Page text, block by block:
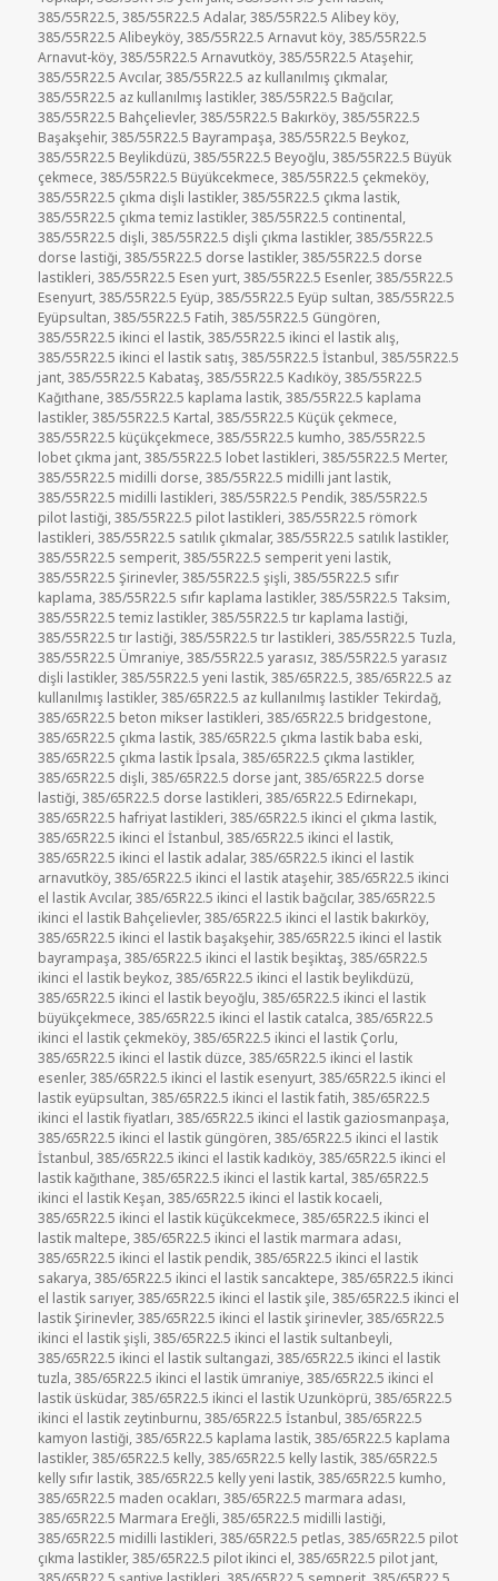
385/55R22.5,385/55R22.5 Adalar,385/55R22.5 Alibey köy,
385/55R22.5 Alibeyköy,385/55R22.5 Arnavut köy,385/55R22.5
Arnavut-köy,385/55R22.5 Arnavutköy,385/55R22.5 Ataşehir,
385/55R22.5 Avcılar,385/55R22.5 az kullanılmış çıkmalar,
385/55R22.5 az kullanılmış lastikler,385/55R22.5 Bağcılar,
385/55R22.5 Bahçelievler,385/55R22.5 Bakırköy,385/55R22.5
Başakşehir,385/55R22.5 Bayrampaşa,385/55R22.5 Beykoz,
385/55R22.5 Beylikdüzü,385/55R22.5 Beyoğlu,385/55R22.5 Büyük
çekmece,385/55R22.5 Büyükcekmece,385/55R22.5 çekmeköy,
385/55R22.5 çıkma dişli lastikler,385/55R22.5 çıkma lastik,
385/55R22.5 çıkma temiz lastikler,385/55R22.5 continental,
385/55R22.5 dişli,385/55R22.5 dişli çıkma lastikler,385/55R22.5
dorse lastiği,385/55R22.5 dorse lastikler,385/55R22.5 dorse
lastikleri,385/55R22.5 Esen yurt,385/55R22.5 Esenler,385/55R22.5
Esenyurt,385/55R22.5 Eyüp,385/55R22.5 Eyüp sultan,385/55R22.5
Eyüpsultan,385/55R22.5 Fatih,385/55R22.5 Güngören,
385/55R22.5 ikinci el lastik,385/55R22.5 ikinci el lastik alış,
385/55R22.5 ikinci el lastik satış,385/55R22.5 İstanbul,385/55R22.5
jant,385/55R22.5 Kabataş,385/55R22.5 Kadıköy,385/55R22.5
Kağıthane,385/55R22.5 kaplama lastik,385/55R22.5 kaplama
lastikler,385/55R22.5 Kartal,385/55R22.5 Küçük çekmece,
385/55R22.5 küçükçekmece,385/55R22.5 kumho,385/55R22.5
lobet çıkma jant,385/55R22.5 lobet lastikleri,385/55R22.5 Merter,
385/55R22.5 midilli dorse,385/55R22.5 midilli jant lastik,
385/55R22.5 midilli lastikleri,385/55R22.5 Pendik,385/55R22.5
pilot lastiği,385/55R22.5 pilot lastikleri,385/55R22.5 römork
lastikleri,385/55R22.5 satılık çıkmalar,385/55R22.5 satılık lastikler,
385/55R22.5 semperit,385/55R22.5 semperit yeni lastik,
385/55R22.5 Şirinevler,385/55R22.5 şişli,385/55R22.5 sıfır
kaplama,385/55R22.5 sıfır kaplama lastikler,385/55R22.5 Taksim,
385/55R22.5 temiz lastikler,385/55R22.5 tır kaplama lastiği,
385/55R22.5 tır lastiği,385/55R22.5 tır lastikleri,385/55R22.5 Tuzla,
385/55R22.5 Ümraniye,385/55R22.5 yarasız,385/55R22.5 yarasız
dişli lastikler,385/55R22.5 yeni lastik,385/65R22.5,385/65R22.5 az
kullanılmış lastikler,385/65R22.5 az kullanılmış lastikler Tekirdağ,
385/65R22.5 beton mikser lastikleri,385/65R22.5 bridgestone,
385/65R22.5 çıkma lastik,385/65R22.5 çıkma lastik baba eski,
385/65R22.5 çıkma lastik İpsala,385/65R22.5 çıkma lastikler,
385/65R22.5 dişli,385/65R22.5 dorse jant,385/65R22.5 dorse
lastiği,385/65R22.5 dorse lastikleri,385/65R22.5 Edirnekapı,
385/65R22.5 hafriyat lastikleri,385/65R22.5 ikinci el çıkma lastik,
385/65R22.5 ikinci el İstanbul,385/65R22.5 ikinci el lastik,
385/65R22.5 ikinci el lastik adalar,385/65R22.5 ikinci el lastik
arnavutköy,385/65R22.5 ikinci el lastik ataşehir,385/65R22.5 ikinci
el lastik Avcılar,385/65R22.5 ikinci el lastik bağcılar,385/65R22.5
ikinci el lastik Bahçelievler,385/65R22.5 ikinci el lastik bakırköy,
385/65R22.5 ikinci el lastik başakşehir,385/65R22.5 ikinci el lastik
bayrampaşa,385/65R22.5 ikinci el lastik beşiktaş,385/65R22.5
ikinci el lastik beykoz,385/65R22.5 ikinci el lastik beylikdüzü,
385/65R22.5 ikinci el lastik beyoğlu,385/65R22.5 ikinci el lastik
büyükçekmece,385/65R22.5 ikinci el lastik catalca,385/65R22.5
ikinci el lastik çekmeköy,385/65R22.5 ikinci el lastik Çorlu,
385/65R22.5 ikinci el lastik düzce,385/65R22.5 ikinci el lastik
esenler,385/65R22.5 ikinci el lastik esenyurt,385/65R22.5 ikinci el
lastik eyüpsultan,385/65R22.5 ikinci el lastik fatih,385/65R22.5
ikinci el lastik fiyatları,385/65R22.5 ikinci el lastik gaziosmanpaşa,
385/65R22.5 ikinci el lastik güngören,385/65R22.5 ikinci el lastik
İstanbul,385/65R22.5 ikinci el lastik kadıköy,385/65R22.5 ikinci el
lastik kağıthane,385/65R22.5 ikinci el lastik kartal,385/65R22.5
ikinci el lastik Keşan,385/65R22.5 ikinci el lastik kocaeli,
385/65R22.5 ikinci el lastik küçükcekmece,385/65R22.5 ikinci el
lastik maltepe,385/65R22.5 ikinci el lastik marmara adası,
385/65R22.5 ikinci el lastik pendik,385/65R22.5 ikinci el lastik
sakarya,385/65R22.5 ikinci el lastik sancaktepe,385/65R22.5 ikinci
el lastik sarıyer,385/65R22.5 ikinci el lastik şile,385/65R22.5 ikinci el
lastik Şirinevler,385/65R22.5 ikinci el lastik şirinevler,385/65R22.5
ikinci el lastik şişli,385/65R22.5 ikinci el lastik sultanbeyli,
385/65R22.5 ikinci el lastik sultangazi,385/65R22.5 ikinci el lastik
tuzla,385/65R22.5 ikinci el lastik ümraniye,385/65R22.5 ikinci el
lastik üsküdar,385/65R22.5 ikinci el lastik Uzunköprü,385/65R22.5
ikinci el lastik zeytinburnu,385/65R22.5 İstanbul,385/65R22.5
kamyon lastiği,385/65R22.5 kaplama lastik,385/65R22.5 kaplama
lastikler,385/65R22.5 kelly,385/65R22.5 kelly lastik,385/65R22.5
kelly sıfır lastik,385/65R22.5 kelly yeni lastik,385/65R22.5 kumho,
385/65R22.5 maden ocakları,385/65R22.5 marmara adası,
385/65R22.5 Marmara Ereğli,385/65R22.5 midilli lastiği,
385/65R22.5 midilli lastikleri,385/65R22.5 petlas,385/65R22.5 pilot
çıkma lastikler,385/65R22.5 pilot ikinci el,385/65R22.5 pilot jant,